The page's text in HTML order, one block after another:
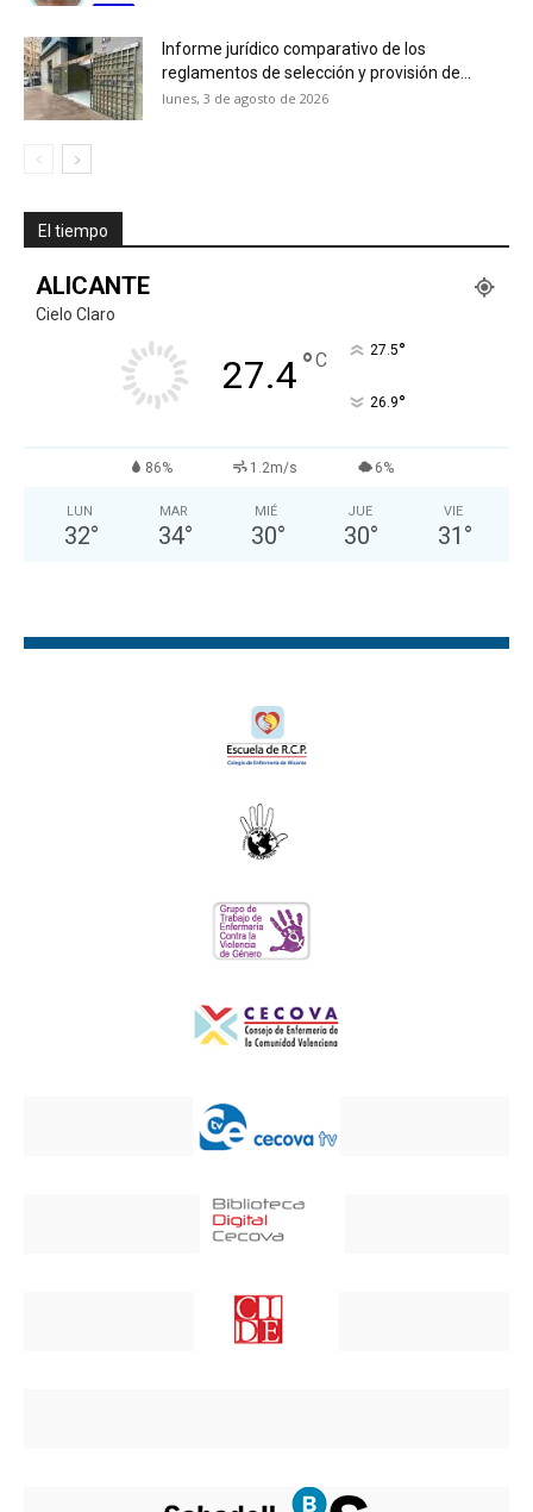
Informe jurídico comparativo de los
reglamentos de selección y provisión de...
lunes, 3 de agosto de 2026
El tiempo
ALICANTE
Cielo Claro
27.4°C 27.5°
26.9°
86% 1.2m/s 6%
LUN
32°
MAR
34°
MIÉ
30°
JUE
30°
VIE
31 °